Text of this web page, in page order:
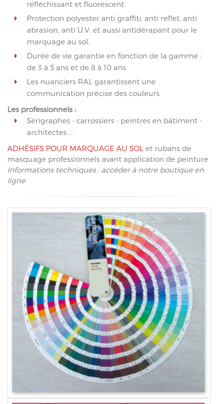
réfléchissant et fluorescent.
Protection polyester anti graffiti, anti reflet, anti
abrasion, anti U.V. et aussi antidérapant pour le
marquage au sol.
Durée de vie garantie en fonction de la gamme :
de 3 à 5 ans et de 8 à 10 ans
Les nuanciers RAL garantissent une
communication précise des couleurs
Les professionnels :
Sérigraphes - carrossiers - peintres en bâtiment -
architectes ...
ADHÉSIFS POUR MARQUAGE AU SOL et rubans de
masquage professionnels avant application de peinture
Informations techniques : accéder à notre boutique en
ligne